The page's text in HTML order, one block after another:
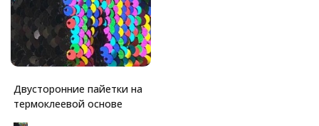
Двусторонние пайетки на
термоклеевой основе